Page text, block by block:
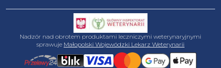
Nadzór nad obrotem produktami leczniczymi weterynaryjnymi
sprawuje Małopolski Wojewódzki Lekarz Weterynarii